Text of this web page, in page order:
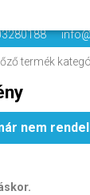
termék
nem